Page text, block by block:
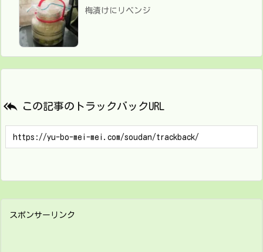
梅漬けにリベンジ
 この記事のトラックバックURL
スポンサーリンク